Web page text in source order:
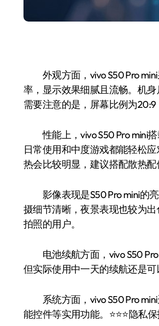
外观方面，vivo S50 Pro mini
率，显示效果细腻且流畅。机
需要注意的是，屏幕比例为
性能上，vivo S50 Pro mini搭
日常使用和中度游戏都能轻松
热会比较明显，建议搭配散热配
影像表现是S50 Pro mini的亮
摄细节清晰，夜景表现也较为
拍照的用户。
电池续航方面，vivo S50 Pro
但实际使用中一天的续航还是
系统方面，vivo S50 Pro mini
能控件等实用功能。⭐️⭐️⭐️隐私